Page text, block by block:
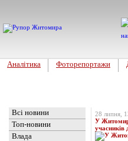
Аналітика Фоторепортажи
Всі новини
Топ-новини
Влада
28 липня,
У
учасників